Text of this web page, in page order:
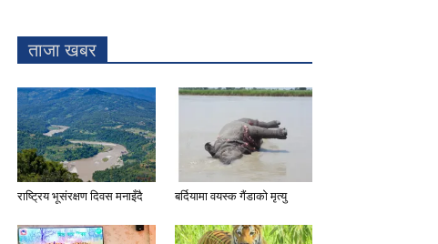
ताजा खबर
राष्ट्रिय भूसंरक्षण दिवस मनाइँदै बर्दियामा वयस्क गैंडाको मृत्यु